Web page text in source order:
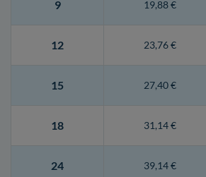
9 19,88 €
12 23,76 €
15 27,40 €
18 31,14 €
24 39,14 €